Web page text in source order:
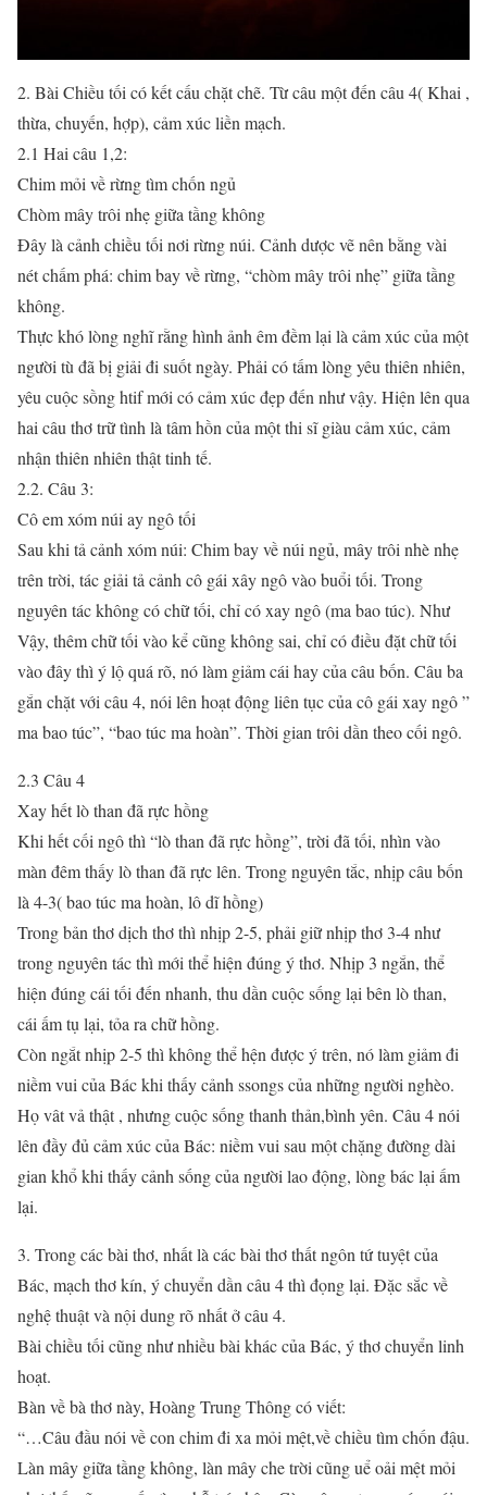
2. Bài Chiều tối có kết cấu chặt chẽ. Từ câu một đến câu 4( Khai ,
thừa, chuyến, hợp), cảm xúc liền mạch.
2.1 Hai câu 1,2:
Chim mỏi về rừng tìm chốn ngủ
Chòm mây trôi nhẹ giữa tầng không
Đây là cảnh chiều tối nơi rừng núi. Cảnh dược vẽ nên bằng vài
nét chấm phá: chim bay về rừng, “chòm mây trôi nhẹ” giữa tầng
không.
Thực khó lòng nghĩ rằng hình ảnh êm đềm lại là cảm xúc của một
người tù đã bị giải đi suốt ngày. Phải có tấm lòng yêu thiên nhiên,
yêu cuộc sồng htif mới có cảm xúc đẹp đến như vậy. Hiện lên qua
hai câu thơ trữ tình là tâm hồn của một thi sĩ giàu cảm xúc, cảm
nhận thiên nhiên thật tinh tế.
2.2. Câu 3:
Cô em xóm núi ay ngô tối
Sau khi tả cảnh xóm núi: Chim bay về núi ngủ, mây trôi nhè nhẹ
trên trời, tác giải tả cảnh cô gái xây ngô vào buổi tối. Trong
nguyên tác không có chữ tối, chỉ có xay ngô (ma bao túc). Như
Vậy, thêm chữ tối vào kể cũng không sai, chỉ có điều đặt chữ tối
vào đây thì ý lộ quá rõ, nó làm giảm cái hay của câu bốn. Câu ba
gắn chặt với câu 4, nói lên hoạt động liên tục của cô gái xay ngô ”
ma bao túc”, “bao túc ma hoàn”. Thời gian trôi dần theo cối ngô.
2.3 Câu 4
Xay hết lò than đã rực hồng
Khi hết cối ngô thì “lò than đã rực hồng”, trời đã tối, nhìn vào
màn đêm thấy lò than đã rực lên. Trong nguyên tắc, nhịp câu bốn
là 4-3( bao túc ma hoàn, lô dĩ hồng)
Trong bản thơ dịch thơ thì nhịp 2-5, phải giữ nhịp thơ 3-4 như
trong nguyên tác thì mới thể hiện đúng ý thơ. Nhịp 3 ngắn, thể
hiện đúng cái tối đến nhanh, thu dần cuộc sống lại bên lò than,
cái ấm tụ lại, tỏa ra chữ hồng.
Còn ngắt nhịp 2-5 thì không thể hện được ý trên, nó làm giảm đi
niềm vui của Bác khi thấy cảnh ssongs của những người nghèo.
Họ vât vả thật , nhưng cuộc sống thanh thản,bình yên. Câu 4 nói
lên đầy đủ cảm xúc của Bác: niềm vui sau một chặng đường dài
gian khổ khi thấy cảnh sống của người lao động, lòng bác lại ấm
lại.
3. Trong các bài thơ, nhất là các bài thơ thất ngôn tứ tuyệt của
Bác, mạch thơ kín, ý chuyển dần câu 4 thì đọng lại. Đặc sắc về
nghệ thuật và nội dung rõ nhất ở câu 4.
Bài chiều tối cũng như nhiều bài khác của Bác, ý thơ chuyển linh
hoạt.
Bàn về bà thơ này, Hoàng Trung Thông có viết:
“…Câu đầu nói về con chim đi xa mỏi mệt,về chiều tìm chốn đậu.
Làn mây giữa tầng không, làn mây che trời cũng uể oải mệt mỏi